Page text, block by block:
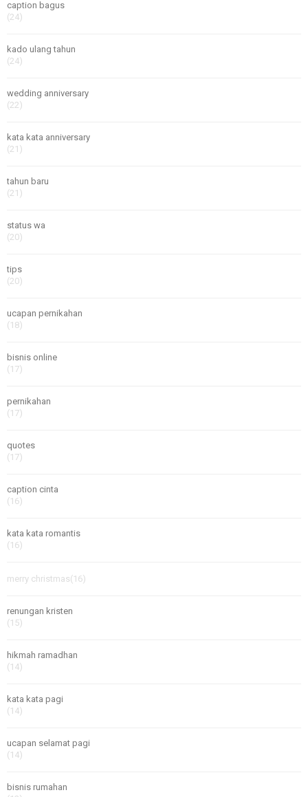
caption bagus
(24)
kado ulang tahun
(24)
wedding anniversary
(22)
kata kata anniversary
(21)
tahun baru
(21)
status wa
(20)
tips
(20)
ucapan pernikahan
(18)
bisnis online
(17)
pernikahan
(17)
quotes
(17)
caption cinta
(16)
kata kata romantis
(16)
merry christmas(16)
renungan kristen
(15)
hikmah ramadhan
(14)
kata kata pagi
(14)
ucapan selamat pagi
(14)
bisnis rumahan